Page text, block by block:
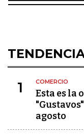
1 COMERCIO
Esta es la
agosto